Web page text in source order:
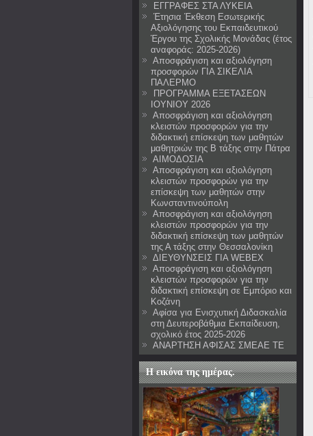
ΕΓΓΡΑΦΕΣ ΣΤΑ ΛΥΚΕΙΑ
Έτησια Έκθεση Εσωτερικής
Αξιολόγησης του Εκπαιδευτικού
Έργου της Σχολικής Μονάδας (έτος
αναφοράς: 2025-2026)
Αποσφράγιση και αξιολόγηση
προσφορών ΓΙΑ ΣΙΚΕΛΙΑ
ΠΑΛΕΡΜΟ
ΠΡΟΓΡΑΜΜΑ ΕΞΕΤΑΣΕΩΝ
ΙΟΥΝΙΟΥ 2026
Αποσφράγιση και αξιολόγηση
κλειστών προσφορών για την
διδακτική επίσκεψη των μαθητών
μαθητριών της Β τάξης στην Πάτρα
ΑΙΜΟΔΟΣΙΑ
Αποσφράγιση και αξιολόγηση
κλειστών προσφορών για την
επίσκεψη των μαθητών στην
Κωνσταντινούπολη
Αποσφράγιση και αξιολόγηση
κλειστών προσφορών για την
διδακτική επίσκεψη των μαθητών
της Α τάξης στην Θεσσαλονίκη
ΔΙΕΥΘΥΝΣΕΙΣ ΓΙΑ WEBEX
Αποσφράγιση και αξιολόγηση
κλειστών προσφορών για την
διδακτική επίσκεψη σε Εμπόριο και
Κοζάνη
Αφίσα για Ενισχυτική Διδασκαλία
στη Δευτεροβάθμια Εκπαίδευση,
σχολικό έτος 2025-2026
ΑΝΑΡΤΗΣΗ ΑΦΙΣΑΣ ΣΜΕΑΕ ΤΕ
Η εικόνα της ημέρας.